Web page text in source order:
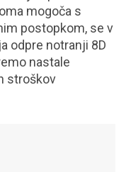
mogoča s
postopkom, se v
odpre notranji 8D
nastale
stroškov